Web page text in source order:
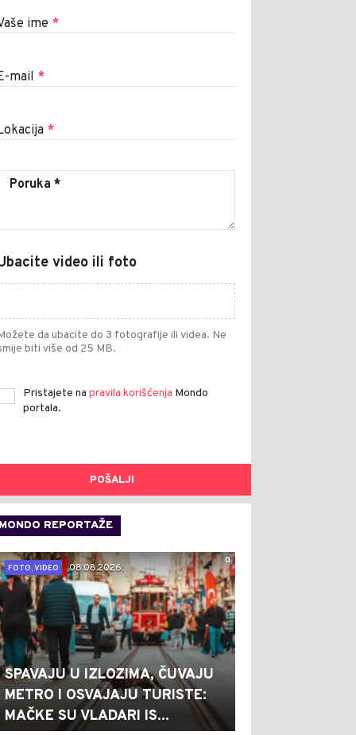
ime *
mail *
*
video ili foto
da ubacite do 3 fotografije ili videa. Ne
biti više od 25 MB.
Pristajete na pravila korišćenja Mondo
portala.
POŠALJI
MONDO REPORTAŽE
0
FOTO, VIDEO
08.08.2026.
SPAVAJU U IZLOZIMA, ČUVAJU
METRO I OSVAJAJU TURISTE:
MAČKE SU VLADARI IS...